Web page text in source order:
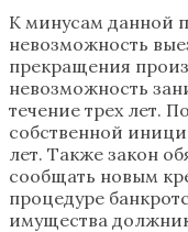
К минусам данной
невозможность
прекращения
невозможность
течение трех лет.
собственной
лет. Также закон
сообщать новым
процедуре
имущества